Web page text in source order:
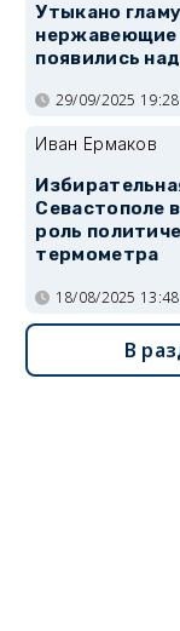
Утыкано
нержавеющие
появились
29/09/2025 19:28
Иван Ермаков
Севастополе
роль
термометра
18/08/2025 13:48
В